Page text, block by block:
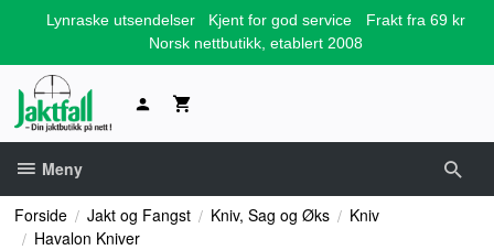
Lynraske utsendelser Kjent for god service
Frakt fra 69 kr
Norsk nettbutikk, etablert 2008
Meny
Forside Jakt og Fangst Kniv, Sag og Øks
Kniv
Havalon Kniver